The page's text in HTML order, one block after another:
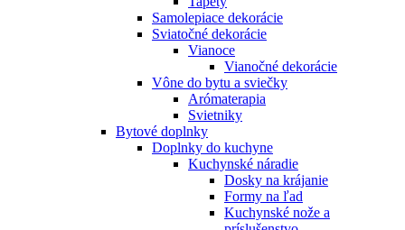
Samolepiace dekorácie
Sviatočné dekorácie
Vianoce
Vianočné dekorácie
Vône do bytu a sviečky
Arómaterapia
Svietniky
Bytové doplnky
Doplnky do kuchyne
Kuchynské náradie
Dosky na krájanie
Formy na ľad
Kuchynské nože a